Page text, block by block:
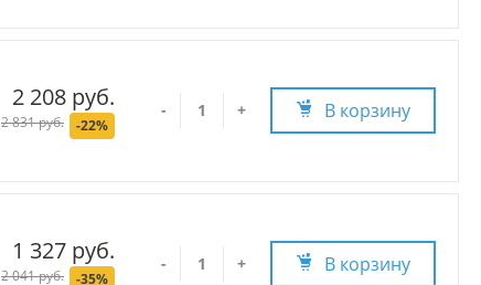
2 208 руб.
2 831 руб. -22%
- + В корзину
1 327 руб.
2 041 руб. -35%
- + В корзину